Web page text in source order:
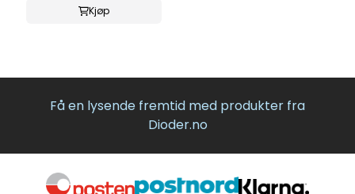
Kjøp
Få en lysende fremtid med produkter fra
Dioder.no